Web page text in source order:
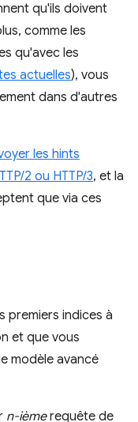
qu'ils doivent
comme les
qu'avec les
actuelles), vous
dans d'autres
les hints
2 ou HTTP/3, et la
que via ces
premiers indices à
et que vous
modèle avancé
n-ièmerequête de